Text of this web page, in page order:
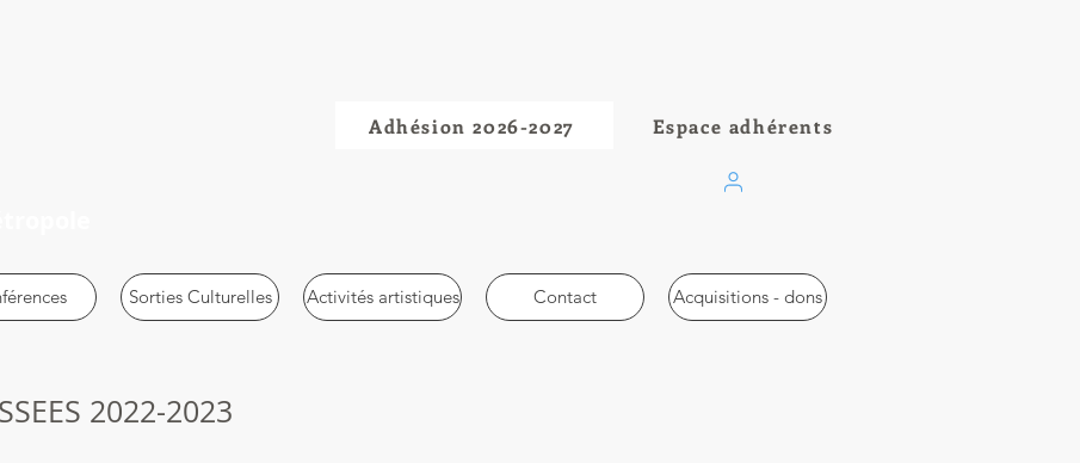
Adhésion 2026-2027 Espace adhérents
Sorties Culturelles Activités artistiques Contact Acquisitions - dons
2022-2023